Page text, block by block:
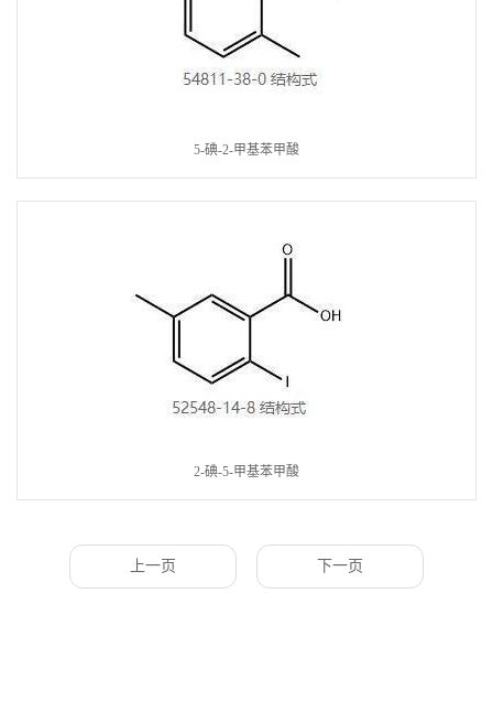
5-碘-2-甲基苯甲酸
2-碘-5-甲基苯甲酸
上一页 下一页